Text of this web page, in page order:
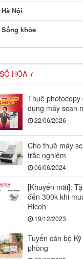
Hà Nội
Sống khỏe
HÓA
Thuê
dụng máy scan
22/06/2026
Cho thuê máy
trắc nghiệm
06/06/2024
[Khuyến mãi]:
đến 300k khi
Ricoh
19/12/2023
Tuyển cán bộ
phòng